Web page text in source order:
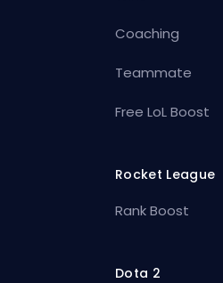
Coaching
Teammate
Free LoL Boost
Rocket League
Rank Boost
Dota 2